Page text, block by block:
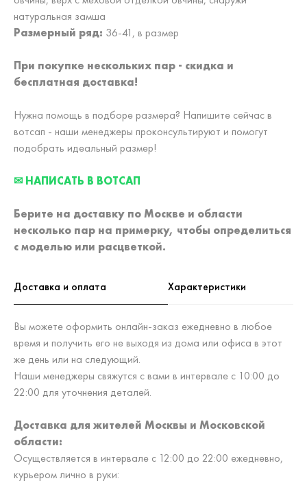
натуральная замша
Размерный ряд: 36-41, в размер
При покупке нескольких пар - скидка и
бесплатная доставка!
Нужна помощь в подборе размера? Напишите сейчас в
вотсап - наши менеджеры проконсультируют и помогут
подобрать идеальный размер!
✉ НАПИСАТЬ В ВОТСАП
Берите на доставку по Москве и области
несколько пар на примерку, чтобы определиться
с моделью или расцветкой.
Доставка и оплата Характеристики
Вы можете оформить онлайн-заказ ежедневно в любое
время и получить его не выходя из дома или офиса в этот
же день или на следующий.
Наши менеджеры свяжутся с вами в интервале с 10:00 до
22:00 для уточнения деталей.
Доставка для жителей Москвы и Московской
области:
Осуществляется в интервале с 12:00 до 22:00 ежедневно,
курьером лично в руки: